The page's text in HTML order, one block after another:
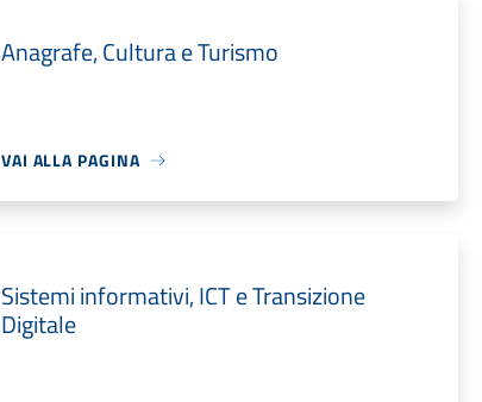
Anagrafe, Cultura e Turismo
VAI ALLA PAGINA
Sistemi informativi, ICT e Transizione
Digitale